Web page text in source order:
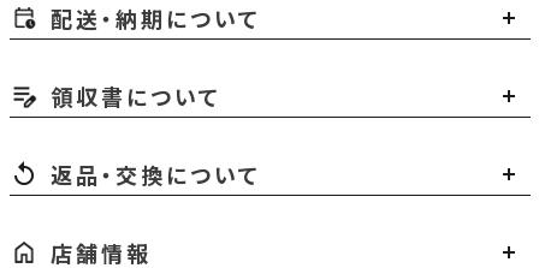
配送・納期について
領収書について
返品・交換について
店舗情報